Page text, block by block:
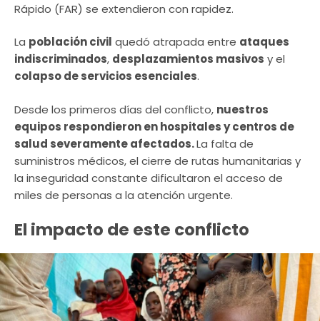
Rápido (FAR) se extendieron con rapidez.
La población civil quedó atrapada entre ataques
indiscriminados, desplazamientos masivos y el
colapso de servicios esenciales.
Desde los primeros días del conflicto, nuestros
equipos respondieron en hospitales y centros de
salud severamente afectados.La falta de
suministros médicos, el cierre de rutas humanitarias y
la inseguridad constante dificultaron el acceso de
miles de personas a la atención urgente.
El impacto de este conflicto